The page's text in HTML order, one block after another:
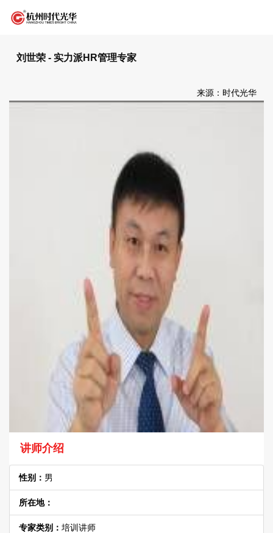
刘世荣 - 实力派HR管理专家
来源：时代光华
讲师介绍
性别： 男
所在地：
专家类别： 培训讲师